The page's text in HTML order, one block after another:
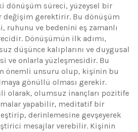
dönüşüm süreci, yüzeysel bir
gerektirir. Bu dönüşüm
ruhunu ve bedenini eş zamanlı
Dönüşümün ilk adımı,
düşünce kalıplarını ve duygusal
ve onlarla yüzleşmesidir. Bu
önemli unsuru olup, kişinin bu
gönüllü olması gerekir.
olarak, olumsuz inançları pozitife
yapabilir, meditatif bir
derinlemesine gevşeyerek
mesajlar verebilir. Kişinin